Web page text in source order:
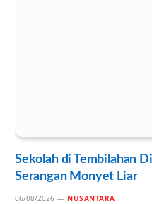
Sekolah di Tembilahan
Serangan Monyet Liar
06/08/2026 NUSANTARA